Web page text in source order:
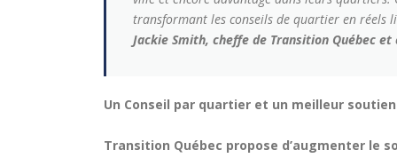
transformant les conseils de quartier en réels
Jackie Smith, cheffe de Transition Québec
Un Conseil par quartier et un meilleur
Transition Québec propose d’augmenter le